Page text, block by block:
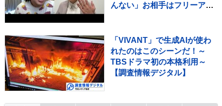
んない」お相手はフリーアナ
「VIVANT」で生成AIが使わ
れたのはこのシーンだ！～
TBSドラマ初の本格利用～
【調査情報デジタル】